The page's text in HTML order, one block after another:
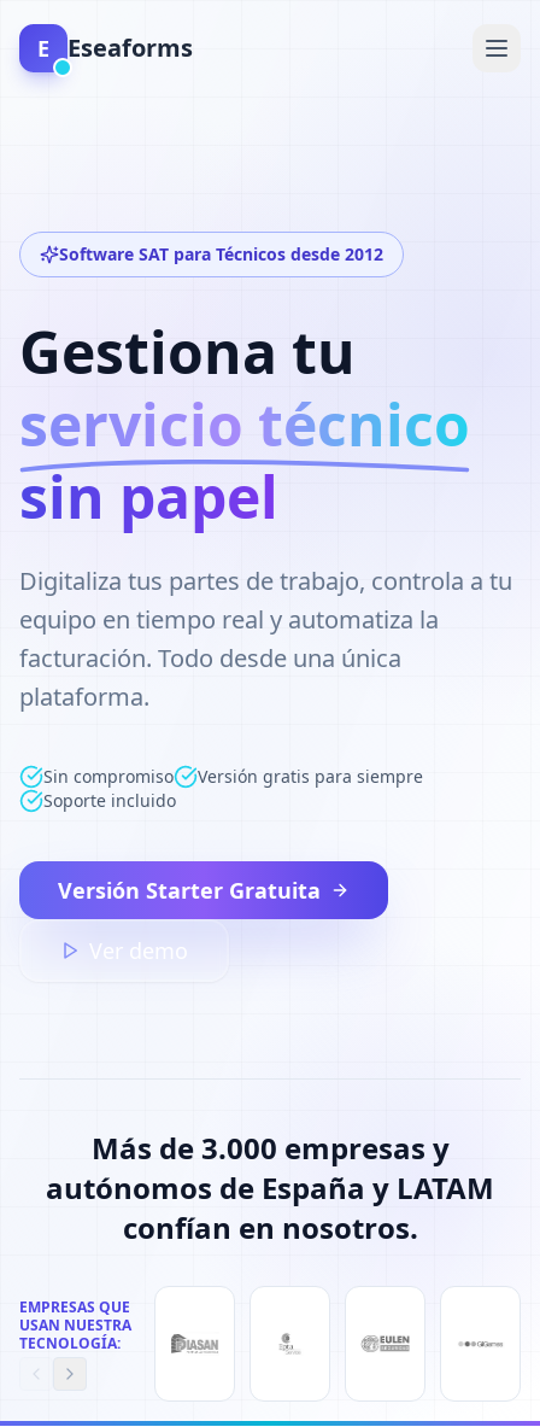
E Eseaforms
Software SAT para Técnicos desde 2012
Gestiona tu
servicio técnico
sin papel
Digitaliza tus partes de trabajo, controla a tu
equipo en tiempo real y automatiza la
facturación. Todo desde una única
plataforma.
Sin compromiso
Versión gratis para siempre
Soporte incluido
Versión Starter Gratuita
Ver demo
Más de 3.000 empresas y
autónomos de España y LATAM
confían en nosotros.
EMPRESAS QUE
USAN NUESTRA
TECNOLOGÍA: